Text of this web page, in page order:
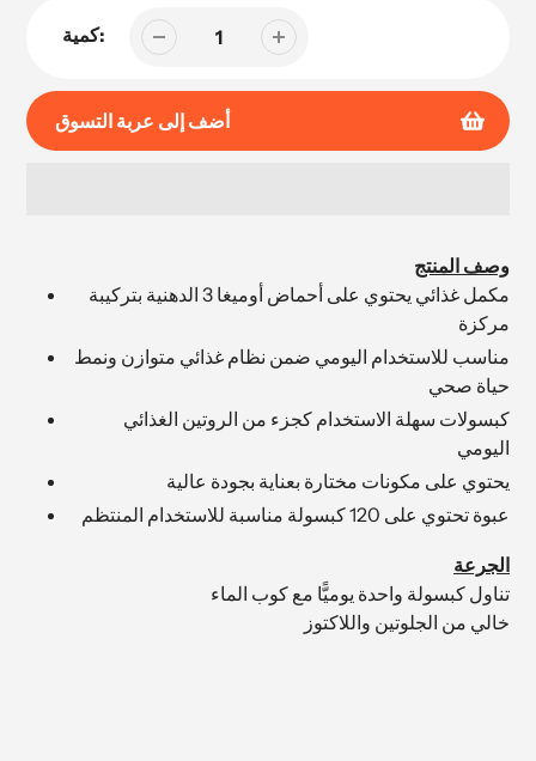
كمية:
أضف إلى عربة التسوق
عربة
الخاصة
وصف المنتج
مكمل غذائي يحتوي على أحماض أوميغا 3 الدهنية بتركيبة
مركزة
مناسب للاستخدام اليومي ضمن نظام غذائي متوازن ونمط
حياة صحي
كبسولات سهلة الاستخدام كجزء من الروتين الغذائي
اليومي
يحتوي على مكونات مختارة بعناية بجودة عالية
عبوة تحتوي على 120 كبسولة مناسبة للاستخدام المنتظم
الجرعة
تناول كبسولة واحدة يوميًّا مع كوب الماء
خالي من الجلوتين واللاكتوز